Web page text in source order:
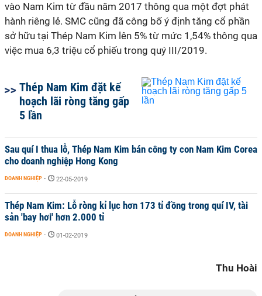
vào Nam Kim từ đầu năm 2017 thông qua một đợt phát
hành riêng lẻ. SMC cũng đã công bố ý định tăng cổ phần
sở hữu tại Thép Nam Kim lên 5% từ mức 1,54% thông qua
việc mua 6,3 triệu cổ phiếu trong quý III/2019.
Thép Nam Kim đặt kế
hoạch lãi ròng tăng gấp
5 lần
Sau quí I thua lỗ, Thép Nam Kim bán công ty con Nam Kim Corea
cho doanh nghiệp Hong Kong
DOANH NGHIỆP - 22-05-2019
Thép Nam Kim: Lỗ ròng kỉ lục hơn 173 tỉ đồng trong quí IV, tài
sản 'bay hơi' hơn 2.000 tỉ
DOANH NGHIỆP - 01-02-2019
Thu Hoài